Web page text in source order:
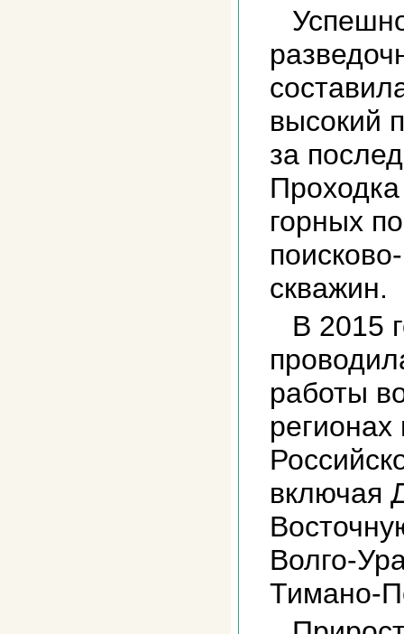
высокий
за
горных
скважин.
В 2015
работы
включая
Волго-
Тимано-